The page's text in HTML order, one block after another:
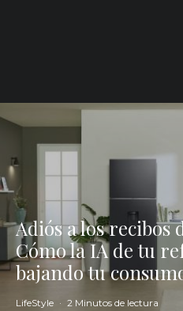
Adiós a los recibos
Cómo la IA de tu
bajando tu
LifeStyle · 2 Minutos de lectura